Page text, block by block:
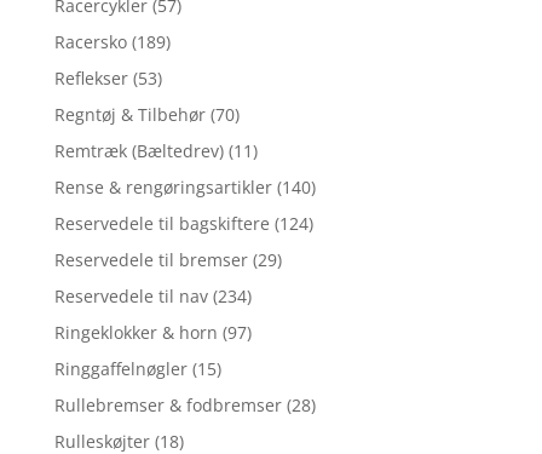
Racercykler (57)
Racersko (189)
Reflekser (53)
Regntøj & Tilbehør (70)
Remtræk (Bæltedrev) (11)
Rense & rengøringsartikler (140)
Reservedele til bagskiftere (124)
Reservedele til bremser (29)
Reservedele til nav (234)
Ringeklokker & horn (97)
Ringgaffelnøgler (15)
Rullebremser & fodbremser (28)
Rulleskøjter (18)